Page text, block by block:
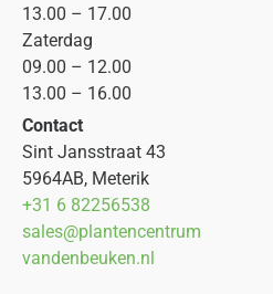
13.00 – 17.00
Zaterdag
09.00 – 12.00
13.00 – 16.00
Contact
Sint Jansstraat 43
5964AB, Meterik
+31 6 82256538
sales@plantencentrum
vandenbeuken.nl